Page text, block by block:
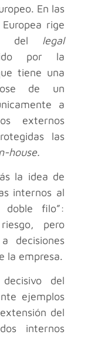
En las
rige
del legal
por la
tiene una
de un
a
externos
las
house.
la idea de
internos al
doble filo”:
pero
decisiones
la empresa.
del
ejemplos
del
internos